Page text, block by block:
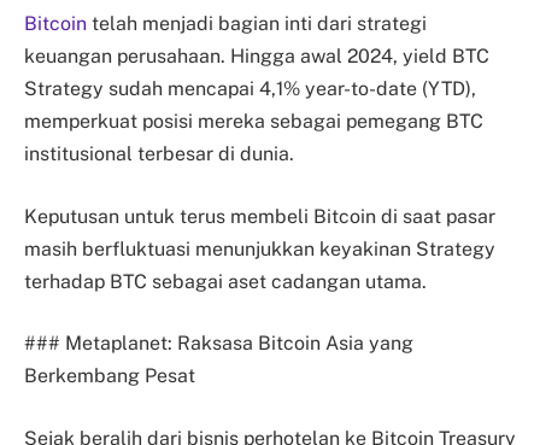
Bitcoin telah menjadi bagian inti dari strategi
keuangan perusahaan. Hingga awal 2024, yield BTC
Strategy sudah mencapai 4,1% year-to-date (YTD),
memperkuat posisi mereka sebagai pemegang BTC
institusional terbesar di dunia.
Keputusan untuk terus membeli Bitcoin di saat pasar
masih berfluktuasi menunjukkan keyakinan Strategy
terhadap BTC sebagai aset cadangan utama.
### Metaplanet: Raksasa Bitcoin Asia yang
Berkembang Pesat
Sejak beralih dari bisnis perhotelan ke Bitcoin Treasury